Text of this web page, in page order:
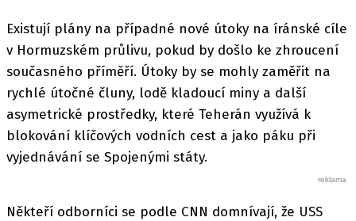
Existují plány na případné nové útoky na íránské cíle
v Hormuzském průlivu, pokud by došlo ke zhroucení
současného příměří. Útoky by se mohly zaměřit na
rychlé útočné čluny, lodě kladoucí miny a další
asymetrické prostředky, které Teherán využívá k
blokování klíčových vodních cest a jako páku při
vyjednávání se Spojenými státy.
Někteří odborníci se podle CNN domnívají, že USS